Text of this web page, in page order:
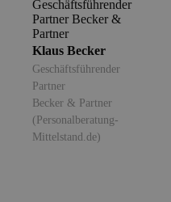
Klaus Becker
Geschäftsführender
Partner
Becker & Partner
(Personalberatung-
Mittelstand.de)